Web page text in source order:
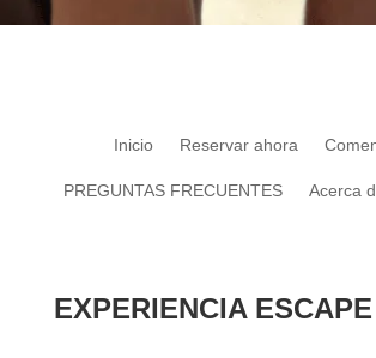
Inicio Reservar ahora
PREGUNTAS FRECUENTES Acerca
EXPERIENCIA